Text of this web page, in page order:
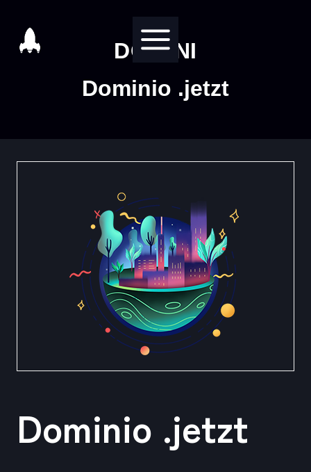
contenuto
DOMINI
Dominio .jetzt
Dominio .jetzt